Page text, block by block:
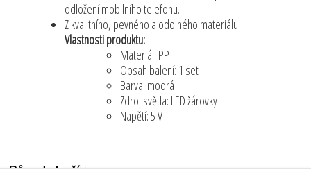
odložení mobilního telefonu.
Z kvalitního, pevného a odolného materiálu.
Vlastnosti produktu:
Materiál: PP
Obsah balení: 1 set
Barva: modrá
Zdroj světla: LED žárovky
Napětí: 5 V
Původ zboží